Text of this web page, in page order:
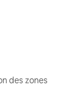
des zones